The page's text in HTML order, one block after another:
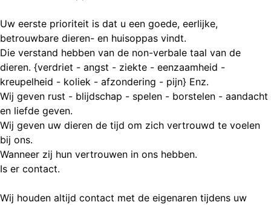
Uw eerste prioriteit is dat u een goede, eerlijke,
betrouwbare dieren- en huisoppas vindt.
Die verstand hebben van de non-verbale taal van de
dieren. {verdriet - angst - ziekte - eenzaamheid -
kreupelheid - koliek - afzondering - pijn} Enz.
Wij geven rust - blijdschap - spelen - borstelen - aandacht
en liefde geven.
Wij geven uw dieren de tijd om zich vertrouwd te voelen
bij ons.
Wanneer zij hun vertrouwen in ons hebben.
Is er contact.
Wij houden altijd contact met de eigenaren tijdens uw